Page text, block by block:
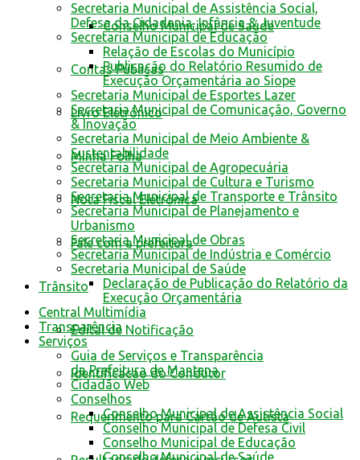
Conselho Municipal de Saúde
Contas Públicas
Livro Eletrônico
Minha Folha
Nota Fiscal Eletrônica
Fale com a prefeitura
Trânsito
Edital de Notificação
Identificacao do Condutor
Requerimento para Cartão de Autista
Secretaria Municipal de Assistência Social,
Defesa da Cidadania, Infância & Juventude
Secretaria Municipal de Educação
Relação de Escolas do Município
Publicação do Relatório Resumido de
Execução Orçamentária ao Siope
Secretaria Municipal de Esportes Lazer
Secretaria Municipal de Comunicação, Governo
& Inovação
Secretaria Municipal de Meio Ambiente &
Sustentabilidade
Secretaria Municipal de Agropecuária
Secretaria Municipal de Cultura e Turismo
Secretaria Municipal de Transporte e Trânsito
Secretaria Municipal de Planejamento e
Urbanismo
Secretaria Municipal de Obras
Secretaria Municipal de Indústria e Comércio
Secretaria Municipal de Saúde
Declaração de Publicação do Relatório da
Execução Orçamentária
Central Multimídia
Transparência
Serviços
Guia de Serviços e Transparência
da Prefeitura de Mantena
Cidadão Web
Conselhos
Conselho Municipal de Assistência Social
Conselho Municipal de Defesa Civil
Conselho Municipal de Educação
Conselho Municipal de Saúde